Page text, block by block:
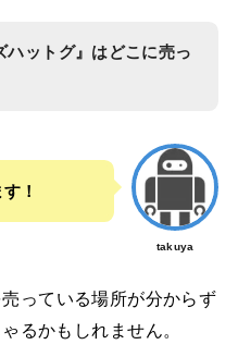
ハットグ』はどこに売っ
takuya
！
売っている場所が分からず
るかもしれません。